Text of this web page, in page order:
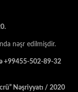
nəşr edilmişdir.
+99455-502-89-32
Nəşriyyatı / 2020